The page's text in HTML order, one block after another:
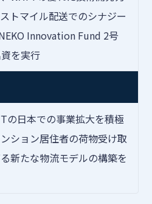
トマイル配送でのシナジー
Innovation Fund 2号
資を実行
の日本での事業拡大を積極
ション居住者の荷物受け取
新たな物流モデルの構築を